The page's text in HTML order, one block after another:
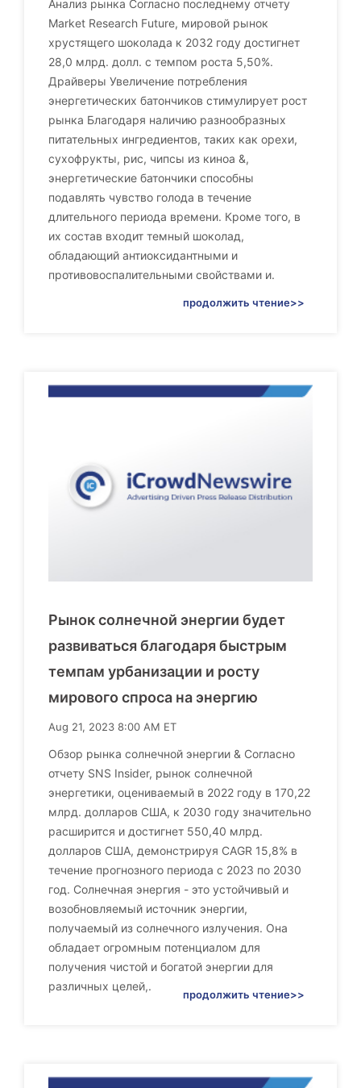
Анализ рынка Согласно последнему отчету
Market Research Future, мировой рынок
хрустящего шоколада к 2032 году достигнет
28,0 млрд. долл. с темпом роста 5,50%.
Драйверы Увеличение потребления
энергетических батончиков стимулирует рост
рынка Благодаря наличию разнообразных
питательных ингредиентов, таких как орехи,
сухофрукты, рис, чипсы из киноа &,
энергетические батончики способны
подавлять чувство голода в течение
длительного периода времени. Кроме того, в
их состав входит темный шоколад,
обладающий антиоксидантными и
противовоспалительными свойствами и.
продолжить чтение>>
Рынок солнечной энергии будет
развиваться благодаря быстрым
темпам урбанизации и росту
мирового спроса на энергию
Aug 21, 2023 8:00 AM ET
Обзор рынка солнечной энергии & Согласно
отчету SNS Insider, рынок солнечной
энергетики, оцениваемый в 2022 году в 170,22
млрд. долларов США, к 2030 году значительно
расширится и достигнет 550,40 млрд.
долларов США, демонстрируя CAGR 15,8% в
течение прогнозного периода с 2023 по 2030
год. Солнечная энергия - это устойчивый и
возобновляемый источник энергии,
получаемый из солнечного излучения. Она
обладает огромным потенциалом для
получения чистой и богатой энергии для
различных целей,.
продолжить чтение>>